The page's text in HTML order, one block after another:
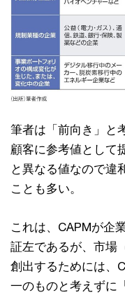
筆者は「前向き」と
顧客に参考値として
と異なる値なので違
ことも多い。
これは、CAPMが企
証左であるが、市場
創出するためには、
⼀のものと考えずに